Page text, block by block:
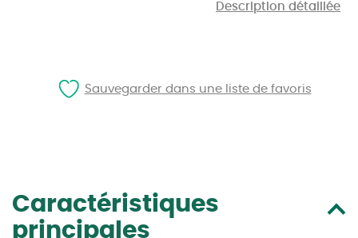
Description détaillée
Caractéristiques
principales
Sauvegarder dans une liste de favoris